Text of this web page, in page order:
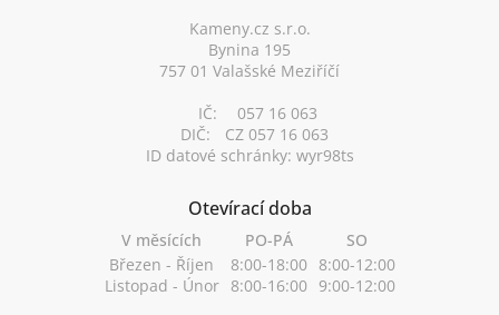
Kameny.cz s.r.o.
Bynina 195
757 01 Valašské Meziříčí
IČ:
057 16 063
DIČ:
CZ 057 16 063
ID datové schránky: wyr98ts
Otevírací doba
V měsících PO-PÁ
SO
Březen - Říjen
8:00-18:00 8:00-12:00
Listopad - Únor 8:00-16:00 9:00-12:00